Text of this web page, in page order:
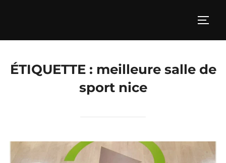
ÉTIQUETTE : meilleure salle de
sport nice